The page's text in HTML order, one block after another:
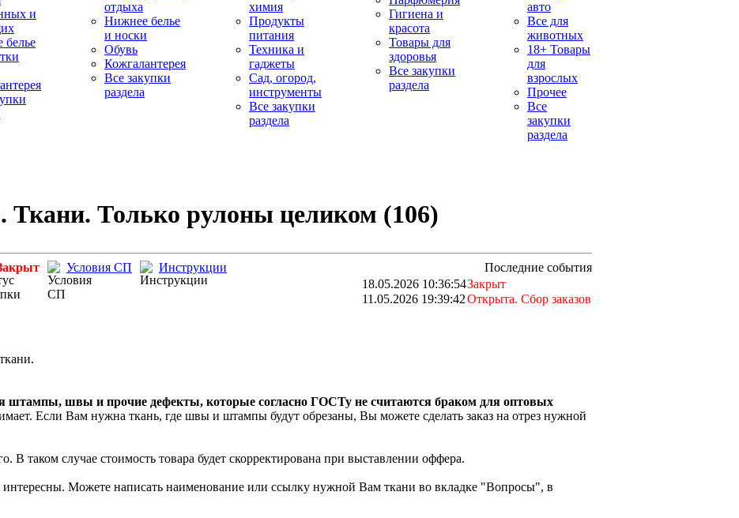
и
отдыха
Нижнее белье
и носки
Обувь
Кожгалантерея
Все закупки
раздела
химия
Продукты
питания
Техника и
гаджеты
Сад, огород,
инструменты
Все закупки
раздела
Гигиена и
красота
Товары для
здоровья
Все закупки
раздела
авто
Все для
животных
18+ Товары
для
взрослых
Прочее
Все
закупки
раздела
Ткани. Только рулоны целиком (106)
Условия СП Инструкции
Последние события
18.05.2026 10:36:54Закрыт
11.05.2026 19:39:42Открыта. Сбор заказов
штампы, швы и прочие дефекты, которые согласно ГОСТу не считаются браком для оптовых
Если Вам нужна ткань, где швы и штампы будут обрезаны, Вы можете сделать заказ на отрез нужной
В таком случае стоимость товара будет скорректирована при выставлении оффера.
Можете написать наименование или ссылку нужной Вам ткани во вкладке "Вопросы", в